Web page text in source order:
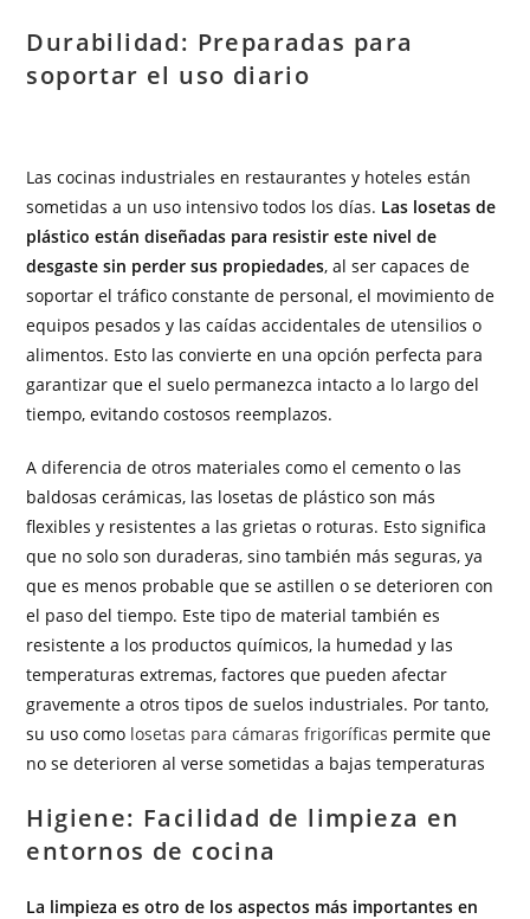
Durabilidad: Preparadas para
soportar el uso diario
Las cocinas industriales en restaurantes y hoteles están
sometidas a un uso intensivo todos los días. Las losetas de
plástico están diseñadas para resistir este nivel de
desgaste sin perder sus propiedades, al ser capaces de
soportar el tráfico constante de personal, el movimiento de
equipos pesados y las caídas accidentales de utensilios o
alimentos. Esto las convierte en una opción perfecta para
garantizar que el suelo permanezca intacto a lo largo del
tiempo, evitando costosos reemplazos.
A diferencia de otros materiales como el cemento o las
baldosas cerámicas, las losetas de plástico son más
flexibles y resistentes a las grietas o roturas. Esto significa
que no solo son duraderas, sino también más seguras, ya
que es menos probable que se astillen o se deterioren con
el paso del tiempo. Este tipo de material también es
resistente a los productos químicos, la humedad y las
temperaturas extremas, factores que pueden afectar
gravemente a otros tipos de suelos industriales. Por tanto,
su uso como losetas para cámaras frigoríficas permite que
no se deterioren al verse sometidas a bajas temperaturas
Higiene: Facilidad de limpieza en
entornos de cocina
La limpieza es otro de los aspectos más importantes en